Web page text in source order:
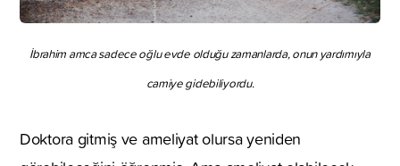
İbrahim amca sadece oğlu evde olduğu zamanlarda, onun yardımıyla
camiye gidebiliyordu.
Doktora gitmiş ve ameliyat olursa yeniden